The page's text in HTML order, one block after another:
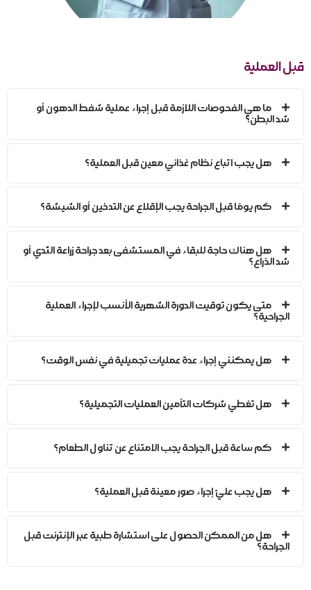
قبل العملية
ما هي الفحوصات اللازمة قبل إجراء عملية شفط الدهون أو
شد البطن؟
هل يجب اتباع نظام غذائي معين قبل العملية؟
كم يومًا قبل الجراحة يجب الإقلاع عن التدخين أو الشيشة؟
هل هناك حاجة للبقاء في المستشفى بعد جراحة زراعة الثدي أو
شد الذراع؟
متى يكون توقيت الدورة الشهرية الأنسب لإجراء العملية
الجراحية؟
هل يمكنني إجراء عدة عمليات تجميلية في نفس الوقت؟
هل تغطي شركات التأمين العمليات التجميلية؟
كم ساعة قبل الجراحة يجب الامتناع عن تناول الطعام؟
هل يجب عليّ إجراء صور معينة قبل العملية؟
هل من الممكن الحصول على استشارة طبية عبر الإنترنت قبل
الجراحة؟